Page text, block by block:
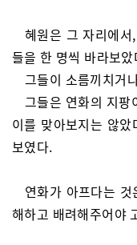
혜원은 그 자리에
들을 한 명씩 바라보았
그들이 소름끼치거
그들은 연화의 지
이를 맞아보지는 않
보였다.
연화가 아프다는
해하고 배려해주어야